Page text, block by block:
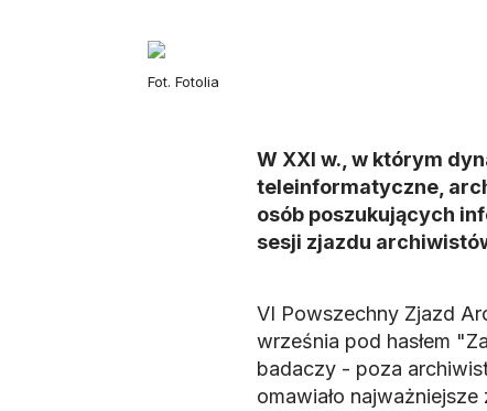
Fot. Fotolia
W XXI w., w którym
teleinformatyczne,
osób poszukujących
sesji zjazdu
VI Powszechny Zjazd
września pod hasłem
badaczy - poza
omawiało